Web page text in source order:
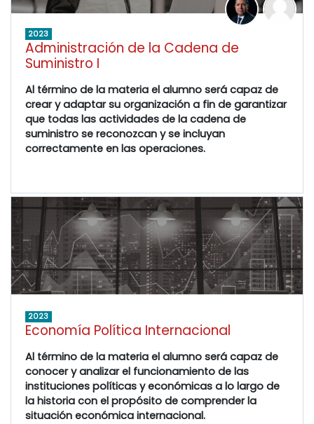
2023
Administración de la Cadena de
Suministro I
Al término de la materia el alumno será capaz de
crear y adaptar su organización a fin de garantizar
que todas las actividades de la cadena de
suministro se reconozcan y se incluyan
correctamente en las operaciones.
2023
Economía Política Internacional
Al término de la materia el alumno será capaz de
conocer y analizar el funcionamiento de las
instituciones políticas y económicas a lo largo de
la historia con el propósito de comprender la
situación económica internacional.